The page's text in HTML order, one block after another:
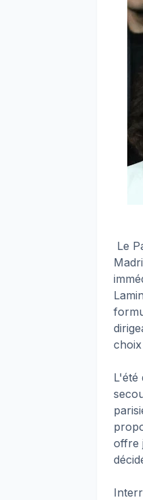
Le
L'été
offre